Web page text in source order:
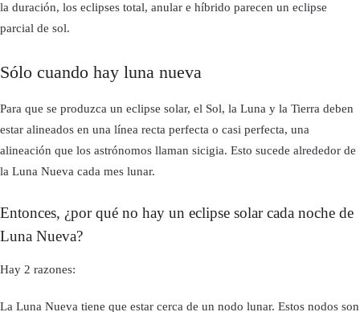
la duración, los eclipses total, anular e híbrido parecen un eclipse
parcial de sol.
Sólo cuando hay luna nueva
Para que se produzca un eclipse solar, el Sol, la Luna y la Tierra deben
estar alineados en una línea recta perfecta o casi perfecta, una
alineación que los astrónomos llaman sicigia. Esto sucede alrededor de
la Luna Nueva cada mes lunar.
Entonces, ¿por qué no hay un eclipse solar cada noche de
Luna Nueva?
Hay 2 razones:
La Luna Nueva tiene que estar cerca de un nodo lunar. Estos nodos son